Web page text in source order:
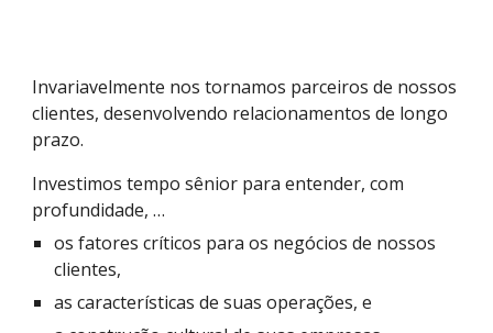
Invariavelmente nos tornamos parceiros de nossos
clientes, desenvolvendo relacionamentos de longo
prazo.
Investimos tempo sênior para entender, com
profundidade, …
os fatores críticos para os negócios de nossos
clientes,
as características de suas operações, e